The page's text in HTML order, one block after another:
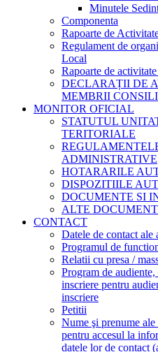
Minutele
Componenta
Rapoarte de
Regulament de
Local
Rapoarte de
DECLARAȚII DE
MEMBRII
MONITOR OFICIAL
STATUTUL
TERITORIALE
ADMINISTRATIVE
HOTARARILE
DISPOZITIILE
DOCUMENTE SI
ALTE
CONTACT
Datele de contact ale
Programul de
Relatii cu presa /
Program de
inscriere pentru
inscriere
Petitii
Nume şi prenume
pentru accesul la
datele lor de contact